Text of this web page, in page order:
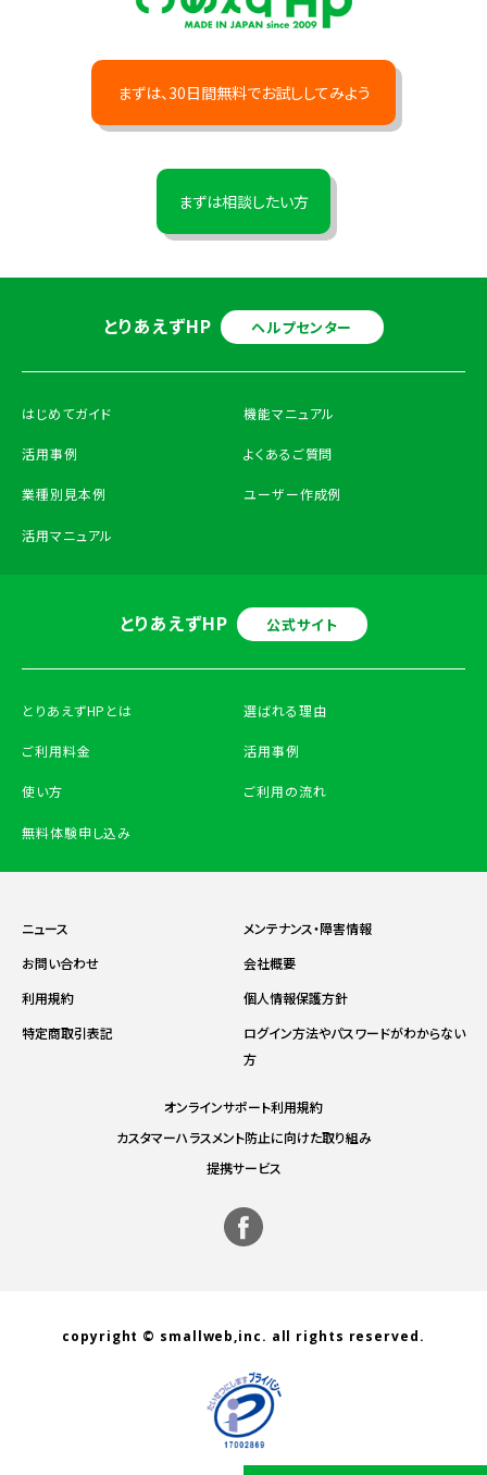
まずは、30日間無料でお試ししてみよう
まずは相談したい方
とりあえずHP 公式サイト
とりあえずHPとは
ご利用料金
使い方
選ばれる理由
活用事例
ご利用の流れ
無料体験申し込み
とりあえずHP ヘルプセンター
はじめてガイド
活用事例
業種別見本例
機能マニュアル
よくあるご質問
ユーザー作成例
活用マニュアル
ニュース
メンテナンス・障害情報
お問い合わせ
会社概要
利用規約
個人情報保護方針
特定商取引表記
ログイン方法やパスワードがわからない
方
オンラインサポート利用規約
カスタマーハラスメント防止に向けた取り組み
提携サービス
copyright © smallweb,inc. all rights reserved.